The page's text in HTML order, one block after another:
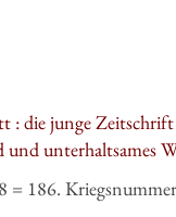
: die junge
und unterhaltsames
= 186. Kriegsnummer